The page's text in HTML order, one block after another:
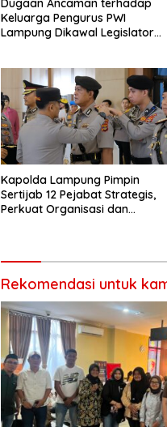
Dugaan Ancaman terhadap
Keluarga Pengurus PWI
Lampung Dikawal Legislator
Kapolda Lampung Pimpin
Sertijab 12 Pejabat Strategis,
Perkuat Organisasi dan
Rekomendasi untuk